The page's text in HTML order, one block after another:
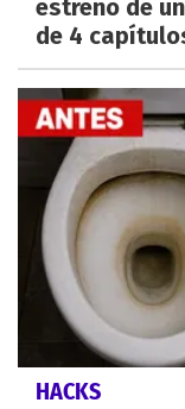
estreno de
de 4
HACKS